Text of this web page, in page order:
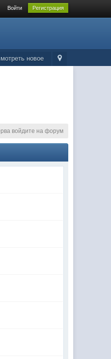
Войти Регистрация
новое
войдите на форум